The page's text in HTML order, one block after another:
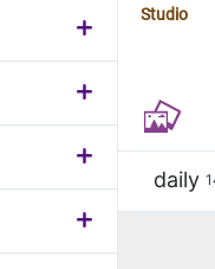
Studio
daily